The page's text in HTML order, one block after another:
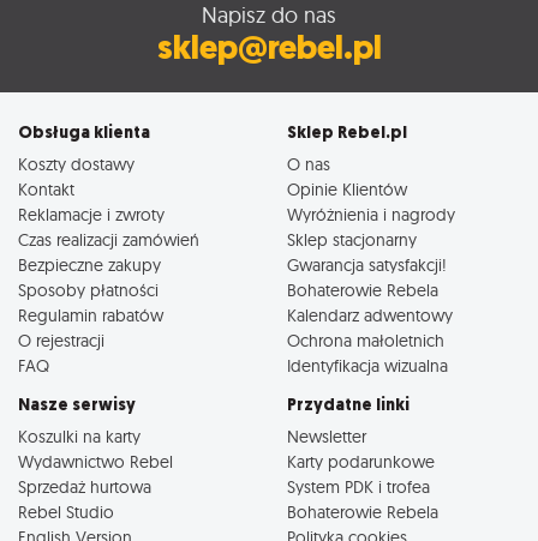
Napisz do nas
sklep@rebel.pl
Obsługa klienta
Koszty dostawy
Kontakt
Reklamacje i zwroty
Czas realizacji zamówień
Bezpieczne zakupy
Sposoby płatności
Regulamin rabatów
O rejestracji
FAQ
Sklep Rebel.pl
O nas
Opinie Klientów
Wyróżnienia i nagrody
Sklep stacjonarny
Gwarancja satysfakcji!
Bohaterowie Rebela
Kalendarz adwentowy
Ochrona małoletnich
Identyfikacja wizualna
Nasze serwisy
Koszulki na karty
Wydawnictwo Rebel
Sprzedaż hurtowa
Rebel Studio
English Version
Przydatne linki
Newsletter
Karty podarunkowe
System PDK i trofea
Bohaterowie Rebela
Polityka cookies